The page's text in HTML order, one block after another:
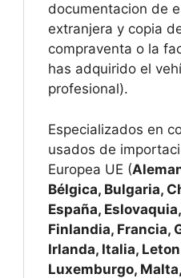
documentacion de
extranjera y copia
compraventa o la
has adquirido el
profesional).
Especializados en
usados de
Europea UE (
Bélgica, Bulgaria,
España,
Finlandia, Francia,
Irlanda, Italia,
Luxemburgo,